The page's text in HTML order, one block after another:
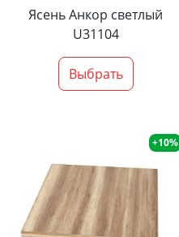
Ясень Анкор светлый
U31104
Выбрать
+10%